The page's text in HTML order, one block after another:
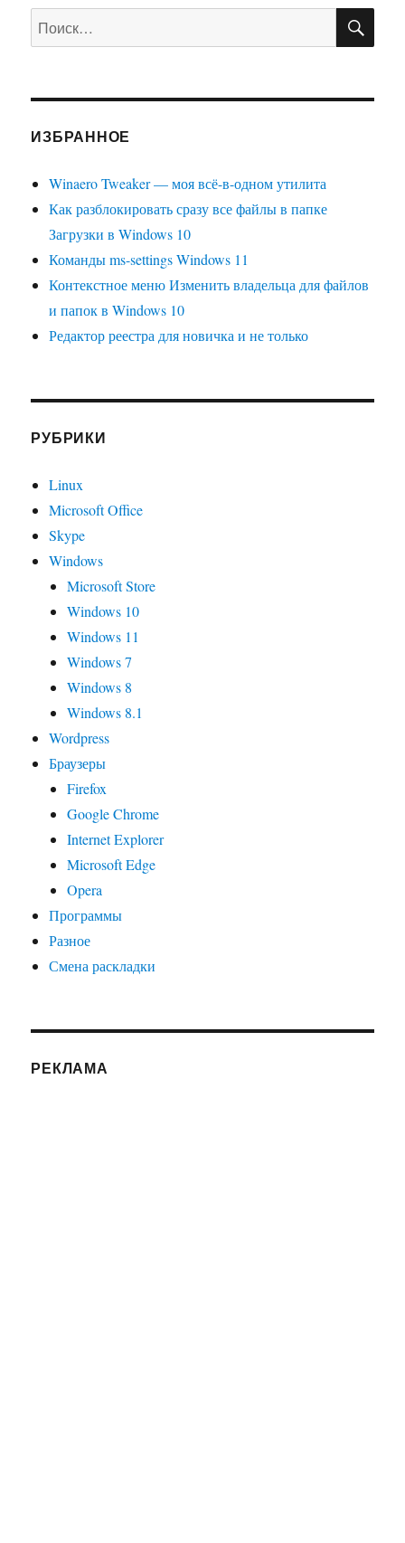
системе
Искать:
ИЗБРАННОЕ
Winaero Tweaker — моя всё-в-одном утилита
Как разблокировать сразу все файлы в папке
Загрузки в Windows 10
Команды ms-settings Windows 11
Контекстное меню Изменить владельца для файлов
и папок в Windows 10
Редактор реестра для новичка и не только
РУБРИКИ
Linux
Microsoft Office
Skype
Windows
Microsoft Store
Windows 10
Windows 11
Windows 7
Windows 8
Windows 8.1
Wordpress
Браузеры
Firefox
Google Chrome
Internet Explorer
Microsoft Edge
Opera
Программы
Разное
Смена раскладки
РЕКЛАМА